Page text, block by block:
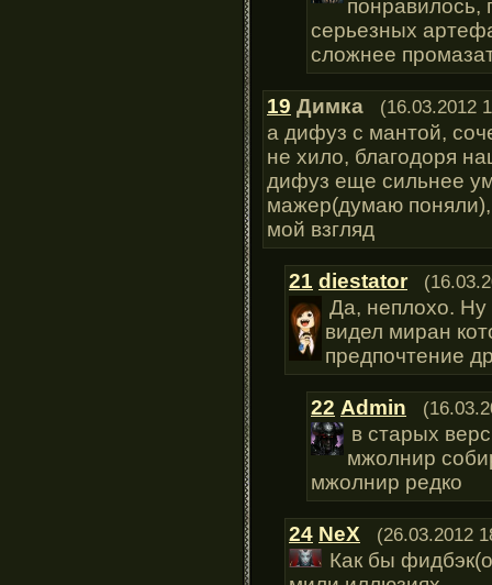
понравилось,
серьезных
сложнее
19 Димка (16.03.2012
а дифуз с мантой,
не хило, благодоря
дифуз еще сильнее
мажер(думаю
мой взгляд
21 diestator
Да, неплохо.
видел миран
предпочтение
22 Admin
в старых
мжолнир
мжолнир редко
24 NeX (26.03.2012
Как бы